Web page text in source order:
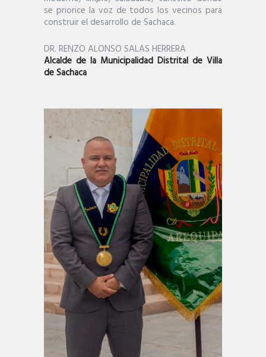
se priorice la voz de todos los vecinos para
construir el desarrollo de Sachaca.
DR. RENZO ALONSO SALAS HERRERA
Alcalde de la Municipalidad Distrital de Villa
de Sachaca